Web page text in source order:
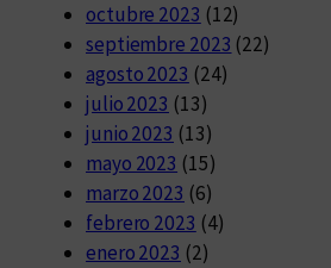
octubre 2023 (12)
septiembre 2023 (22)
agosto 2023 (24)
julio 2023 (13)
junio 2023 (13)
mayo 2023 (15)
marzo 2023 (6)
febrero 2023 (4)
enero 2023 (2)